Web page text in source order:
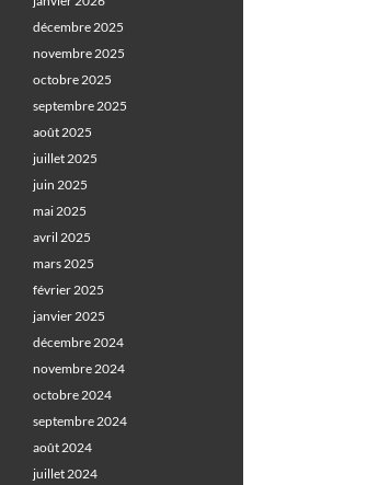
décembre 2025
novembre 2025
octobre 2025
septembre 2025
août 2025
juillet 2025
juin 2025
mai 2025
avril 2025
mars 2025
février 2025
janvier 2025
décembre 2024
novembre 2024
octobre 2024
septembre 2024
août 2024
juillet 2024